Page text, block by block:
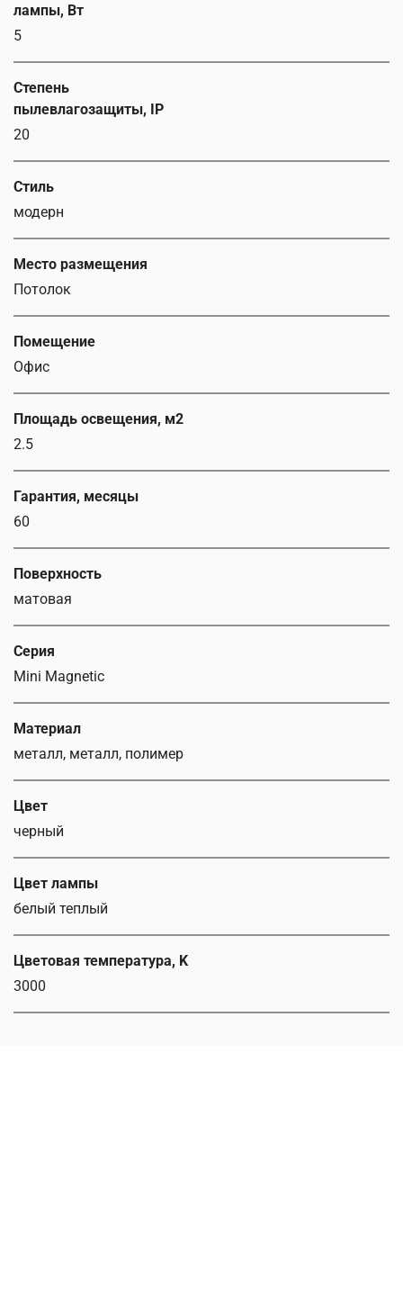
лампы, Вт
5
Степень
пылевлагозащиты, IP
20
Стиль
модерн
Место размещения
Потолок
Помещение
Офис
Площадь освещения, м2
2.5
Гарантия, месяцы
60
Поверхность
матовая
Серия
Mini Magnetic
Материал
металл, металл, полимер
Цвет
черный
Цвет лампы
белый теплый
Цветовая температура, K
3000